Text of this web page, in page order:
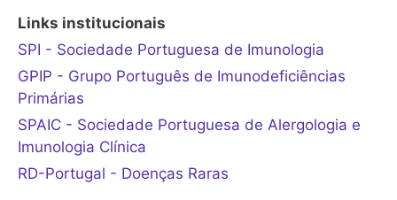
Links institucionais
SPI - Sociedade Portuguesa de Imunologia
GPIP - Grupo Português de Imunodeficiências
Primárias
SPAIC - Sociedade Portuguesa de Alergologia e
Imunologia Clínica
RD-Portugal - Doenças Raras